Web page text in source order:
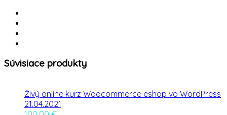
Súvisiace produkty
Živý online kurz Woocommerce eshop vo WordPress
21.04.2021